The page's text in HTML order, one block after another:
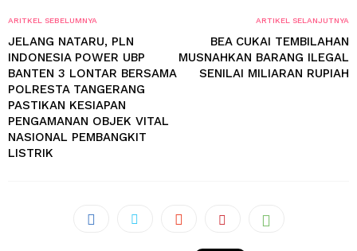
ARITKEL SEBELUMNYA
JELANG NATARU, PLN
INDONESIA POWER UBP
BANTEN 3 LONTAR BERSAMA
POLRESTA TANGERANG
PASTIKAN KESIAPAN
PENGAMANAN OBJEK VITAL
NASIONAL PEMBANGKIT
LISTRIK
ARTIKEL SELANJUTNYA
BEA CUKAI TEMBILAHAN
MUSNAHKAN BARANG ILEGAL
SENILAI MILIARAN RUPIAH